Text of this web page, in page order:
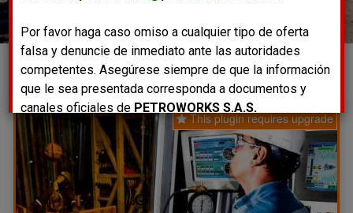
This plugin requires upgrade